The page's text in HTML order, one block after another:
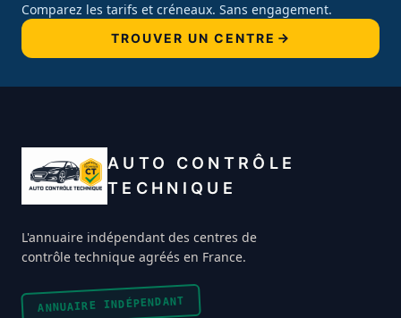
Comparez les tarifs et créneaux. Sans engagement.
TROUVER UN CENTRE
AUTO CONTRÔLE
TECHNIQUE
L'annuaire indépendant des centres de
contrôle technique agréés en France.
ANNUAIRE INDÉPENDANT